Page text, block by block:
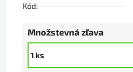
Kód:
Množstevná zľava
1 ks